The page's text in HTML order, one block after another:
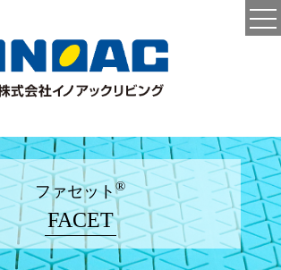
ファセット®
FACET